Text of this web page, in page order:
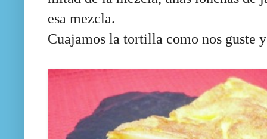
esa mezcla.
Cuajamos la tortilla como nos guste